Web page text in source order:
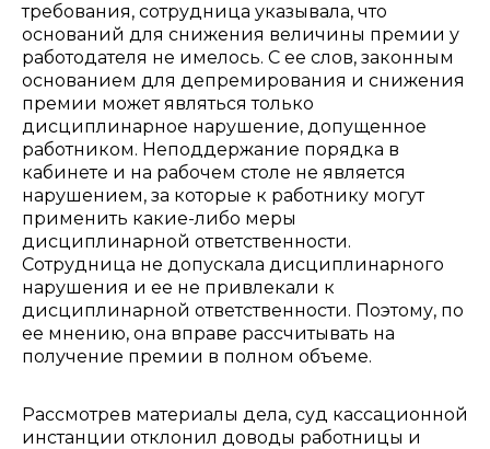
требования, сотрудница указывала, что
оснований для снижения величины премии у
работодателя не имелось. С ее слов, законным
основанием для депремирования и снижения
премии может являться только
дисциплинарное нарушение, допущенное
работником. Неподдержание порядка в
кабинете и на рабочем столе не является
нарушением, за которые к работнику могут
применить какие-либо меры
дисциплинарной ответственности.
Сотрудница не допускала дисциплинарного
нарушения и ее не привлекали к
дисциплинарной ответственности. Поэтому, по
ее мнению, она вправе рассчитывать на
получение премии в полном объеме.
Рассмотрев материалы дела, суд кассационной
инстанции отклонил доводы работницы и